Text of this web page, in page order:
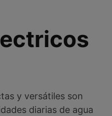
y versátiles son
diarias de agua